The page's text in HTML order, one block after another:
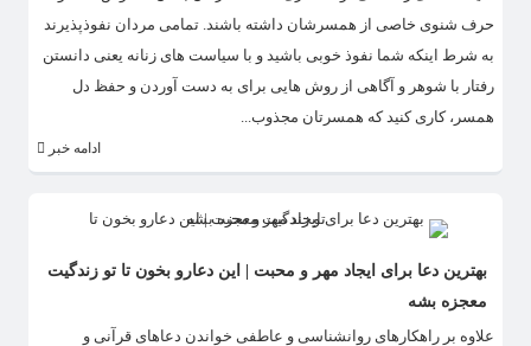
حرف شنوی خاصی از همسرشان داشته باشند. تمامی مردان نفوذپذیرند
به شرط اینکه شما نفوذ خوبی باشید و با سیاست های زنانه یعنی دانستن
رفتار با شوهر و آگاهی از روش هایی برای به دست آوردن و حفظ دل
همسر، کاری کنید که همسرتان مجذوب...
ادامه خبر
بهترین دعا برای ایجاد مهر و محبت | این دعارو بخون تا تو زندگیت
معجزه بشه
علاوه بر راهکارهای روانشناسی و عاطفی خواندن دعاهای قرآنی و